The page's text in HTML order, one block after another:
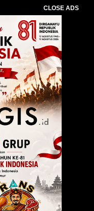
CLOSE ADS